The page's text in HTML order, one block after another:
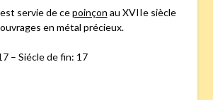
servie de cepoinçon au XVIIe siècle
en métal précieux.
– Siécle de fin: 17